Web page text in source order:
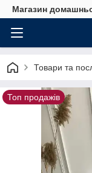
Магазин
Товари та
Топ продажів